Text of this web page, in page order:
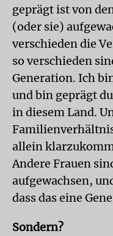
geprägt ist von
(oder sie)
verschieden die
so verschieden
Generation. Ich
und bin geprägt
in diesem Land.
allein
Andere Frauen
aufgewachsen,
dass das eine
Sondern?